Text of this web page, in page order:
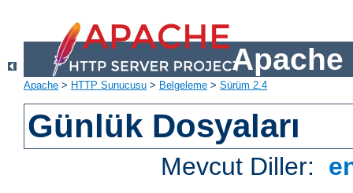
Apache
Apache > HTTP Sunucusu > Belgeleme > Sürüm 2.4
Günlük Dosyaları
Mevcut Diller: